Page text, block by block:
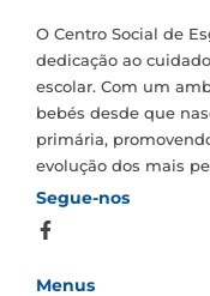
O Centro Social de
dedicação ao
escolar. Com um
bebés desde que
primária,
evolução dos mais
Segue-nos
Menus